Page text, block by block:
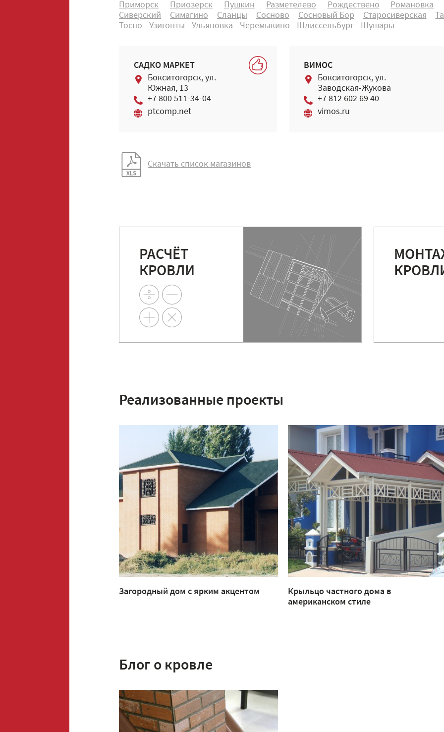
Приморск
Приозерск Пушкин Разметелево Рождествено
Романовка
Сиверский
Симагино Сланцы Сосново Сосновый Бор Старосиверская
Тосно
Узигонты Ульяновка Черемыкино Шлиссельбург Шушары
САДКО МАРКЕТ
Бокситогорск, ул.
Южная, 13
+7 800 511-34-04
ptcomp.net
ВИМОС
Бокситогорск, ул.
Заводская-Жукова
+7 812 602 69 40
vimos.ru
Скачать список магазинов
РАСЧЁТ
КРОВЛИ
Реализованные проекты
Загородный дом с ярким акцентом
Крыльцо частного дома в
американском стиле
Блог о кровле